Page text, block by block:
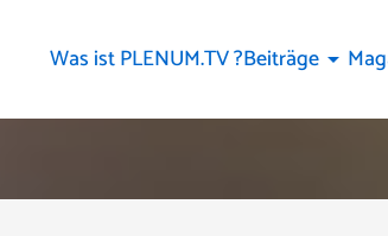
Was ist PLENUM.TV ?Beiträge arrow_drop_down